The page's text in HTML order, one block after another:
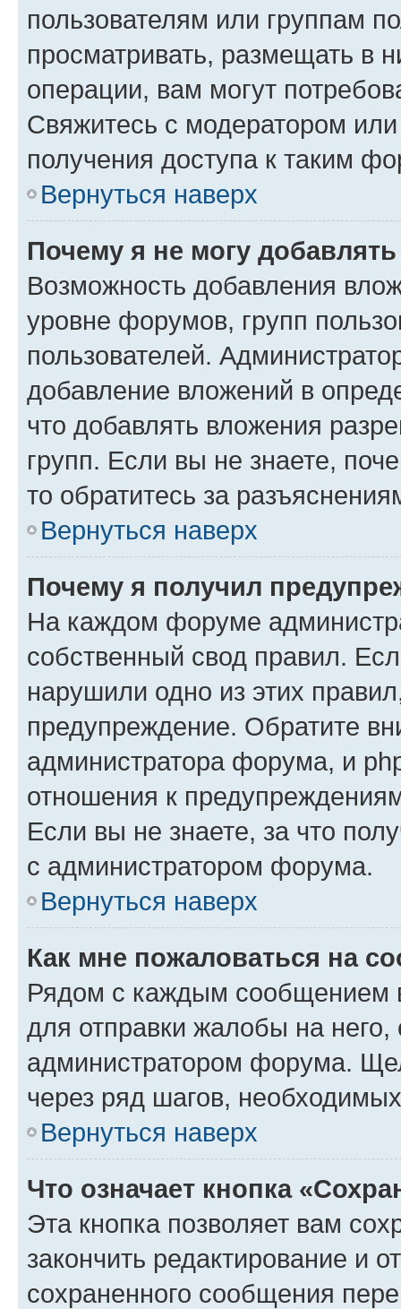
пользователям или группам
просматривать, размещать в
операции, вам могут
Свяжитесь с модератором
получения доступа к таким
Вернуться наверх
Почему я не могу
Возможность добавления
уровне форумов, групп
пользователей.
добавление вложений в
что добавлять вложения
групп. Если вы не знаете,
то обратитесь за
Вернуться наверх
Почему я получил
На каждом форуме
собственный свод правил.
нарушили одно из этих
предупреждение. Обратите
администратора форума, и
отношения к
Если вы не знаете, за что
с администратором форума.
Вернуться наверх
Как мне пожаловаться на
Рядом с каждым сообщением
для отправки жалобы на
администратором форума.
через ряд шагов,
Вернуться наверх
Что означает кнопка
Эта кнопка позволяет вам
закончить редактирование и
сохраненного сообщения